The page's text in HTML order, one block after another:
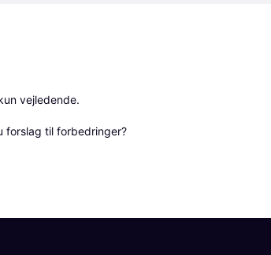
vejledende.
forslag til forbedringer?